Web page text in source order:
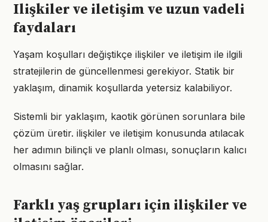
Ilişkiler ve iletişim ve uzun vadeli
faydaları
Yaşam koşulları değiştikçe ilişkiler ve iletişim ile ilgili
stratejilerin de güncellenmesi gerekiyor. Statik bir
yaklaşım, dinamik koşullarda yetersiz kalabiliyor.
Sistemli bir yaklaşım, kaotik görünen sorunlara bile
çözüm üretir. ilişkiler ve iletişim konusunda atılacak
her adımın bilinçli ve planlı olması, sonuçların kalıcı
olmasını sağlar.
Farklı yaş grupları için ilişkiler ve